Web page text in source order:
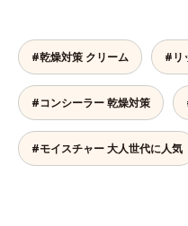
タイプ（普通肌～乾性肌）*1 γ－
ルタミン酸ポリペプチド、２－メ
クリロイルオキシエチルホスホリル
コリン・メタクリル酸ブチル共重
体液*2 メラニンの生成を抑え、シ
ミ・ソバカスを防ぐ*3 日本化粧品
業界で初めてメラニンの第三のル
うるおい低下を感じやすい部位に
きかけ、ハリ感のある肌へ導きま
す。さらに、水でも油でもない第3
の成分、even wateroil（イーブン
ワテロイル）を配合することによ
り、水でも油でも実現できなかっ
た、“濃密なうるおい感”と“ベタつ
#乾燥対策 クリーム #リ
#コンシーラー 乾燥対策
#モイスチャー 大人世代に人気